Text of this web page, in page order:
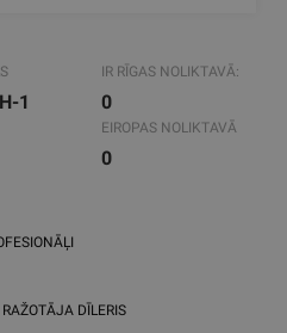
1
IR RĪGAS NOLIKTAVĀ:
0
EIROPAS NOLIKTAVĀ
0
DĪLERIS